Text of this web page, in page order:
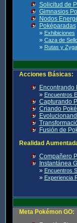
Solicitud de
Gimnasios
Nodos
Poképaradas
» Exhibiciones
» Caza de
» Rutas y
Acciones Básicas:
Encontrando
» Encuentros
Capturando
Criando
Fusión de
Realidad
Compañero
Instantánea
» Encuentros
» Experiencia
Meta Pokémon GO: